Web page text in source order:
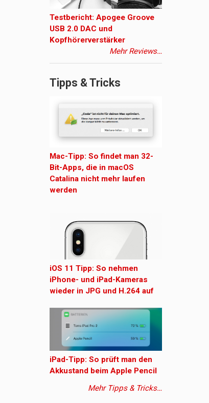
Testbericht: Apogee Groove
USB 2.0 DAC und
Kopfhörerverstärker
Mehr Reviews…
Tipps & Tricks
Mac-Tipp: So findet man 32-
Bit-Apps, die in macOS
Catalina nicht mehr laufen
werden
iOS 11 Tipp: So nehmen
iPhone- und iPad-Kameras
wieder in JPG und H.264 auf
iPad-Tipp: So prüft man den
Akkustand beim Apple Pencil
Mehr Tipps & Tricks…